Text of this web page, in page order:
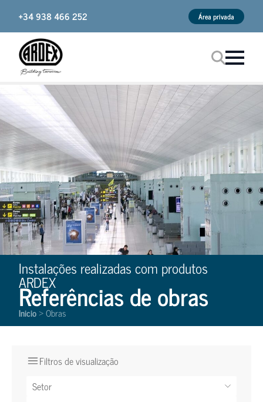
+34 938 466 252 Área privada
Procurar
Instalações realizadas com produtos
ARDEX
Referências de obras
Inicio > Obras
Filtros de visualização
Setor